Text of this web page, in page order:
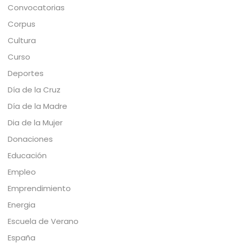
Convocatorias
Corpus
Cultura
Curso
Deportes
Día de la Cruz
Día de la Madre
Dia de la Mujer
Donaciones
Educación
Empleo
Emprendimiento
Energia
Escuela de Verano
España